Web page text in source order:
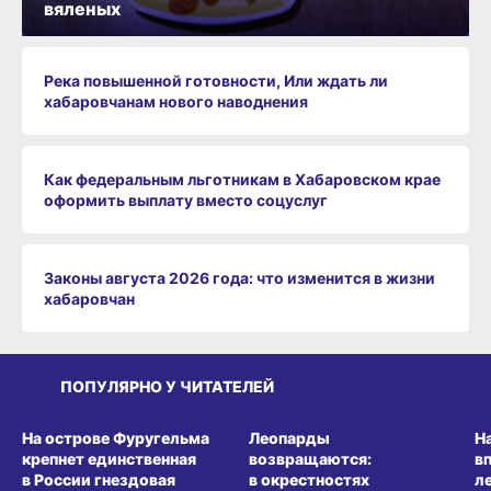
Река повышенной готовности, Или ждать ли
хабаровчанам нового наводнения
Как федеральным льготникам в Хабаровском крае
оформить выплату вместо соцуслуг
Законы августа 2026 года: что изменится в жизни
хабаровчан
вяленых
ПОПУЛЯРНО У ЧИТАТЕЛЕЙ
На острове Фуругельма
крепнет единственная
в России гнездовая
Леопарды
возвращаются:
в окрестностях